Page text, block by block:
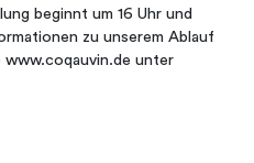
beginnt um 16 Uhr und
zu unserem Ablauf
unter